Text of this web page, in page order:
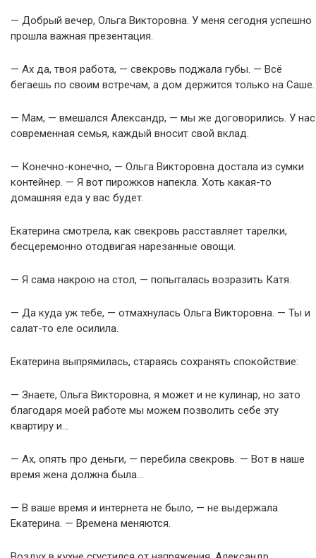
— Добрый вечер, Ольга Викторовна. У меня сегодня успешно
прошла важная презентация.
— Ах да, твоя работа, — свекровь поджала губы. — Всё
бегаешь по своим встречам, а дом держится только на Саше.
— Мам, — вмешался Александр, — мы же договорились. У нас
современная семья, каждый вносит свой вклад.
— Конечно-конечно, — Ольга Викторовна достала из сумки
контейнер. — Я вот пирожков напекла. Хоть какая-то
домашняя еда у вас будет.
Екатерина смотрела, как свекровь расставляет тарелки,
бесцеремонно отодвигая нарезанные овощи.
— Я сама накрою на стол, — попыталась возразить Катя.
— Да куда уж тебе, — отмахнулась Ольга Викторовна. — Ты и
салат-то еле осилила.
Екатерина выпрямилась, стараясь сохранять спокойствие:
— Знаете, Ольга Викторовна, я может и не кулинар, но зато
благодаря моей работе мы можем позволить себе эту
квартиру и…
— Ах, опять про деньги, — перебила свекровь. — Вот в наше
время жена должна была…
— В ваше время и интернета не было, — не выдержала
Екатерина. — Времена меняются.